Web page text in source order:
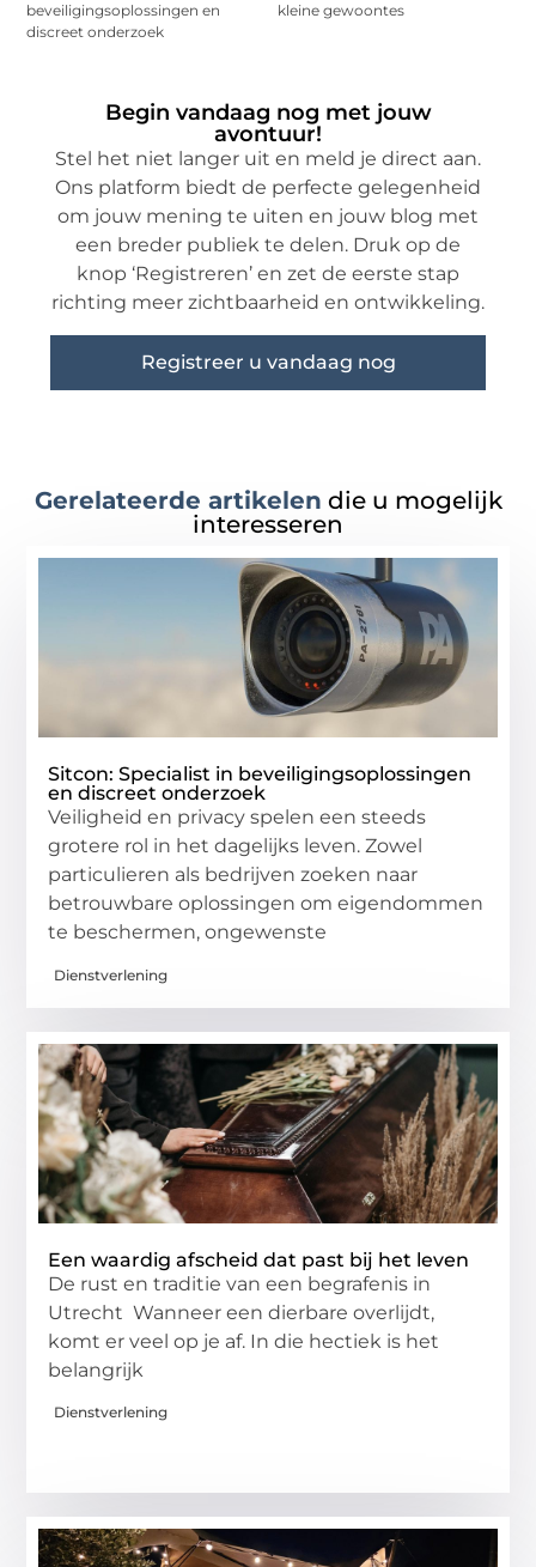
beveiligingsoplossingen en
discreet onderzoek
kleine gewoontes
Begin vandaag nog met jouw
avontuur!
Stel het niet langer uit en meld je direct aan.
Ons platform biedt de perfecte gelegenheid
om jouw mening te uiten en jouw blog met
een breder publiek te delen. Druk op de
knop ‘Registreren’ en zet de eerste stap
richting meer zichtbaarheid en ontwikkeling.
Registreer u vandaag nog
Gerelateerde artikelen die u mogelijk
interesseren
Sitcon: Specialist in beveiligingsoplossingen
en discreet onderzoek
Veiligheid en privacy spelen een steeds
grotere rol in het dagelijks leven. Zowel
particulieren als bedrijven zoeken naar
betrouwbare oplossingen om eigendommen
te beschermen, ongewenste
Dienstverlening
Een waardig afscheid dat past bij het leven
De rust en traditie van een begrafenis in
Utrecht Wanneer een dierbare overlijdt,
komt er veel op je af. In die hectiek is het
belangrijk
Dienstverlening